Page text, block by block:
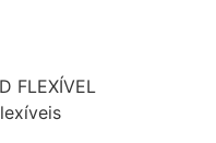
FLEXÍVEL